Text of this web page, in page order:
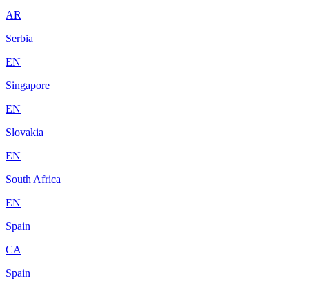
AR
Serbia
EN
Singapore
EN
Slovakia
EN
South Africa
EN
Spain
CA
Spain